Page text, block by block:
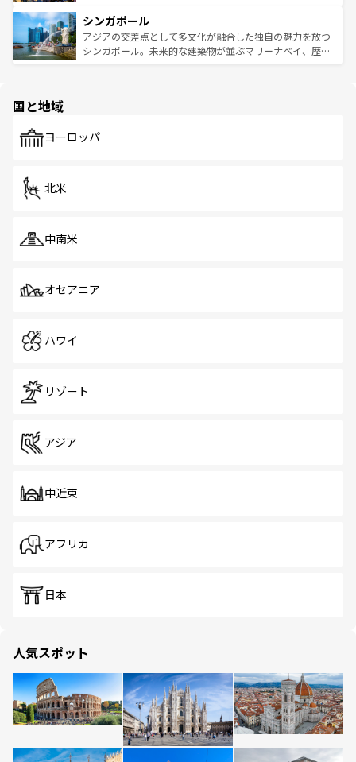
参照してほしい。
激する。気候は一年中温暖で、どの季節にも異なる楽しみ
が待っている。親しみやすいタイの人々、仏教を中心とし
た文化、そして多様な観光資源が、訪れる旅人を魅了し続
み、どこを訪れても感動するはず。観光スポットが密集し
ており、効率よく見どころを回れるのも魅力。息をのむよ
うな絶景から文化的な体験まで、香港を存分に楽しみ尽く
シンガポール
アジアの交差点として多文化が融合した独自の魅力を放つ
シンガポール。未来的な建築物が並ぶマリーナベイ、歴史
で、ホーカーズは地元の風情を楽しめる外せないスポット
国と地域
ヨーロッパ
北米
中南米
オセアニア
ハワイ
リゾート
アジア
中近東
アフリカ
日本
人気スポット